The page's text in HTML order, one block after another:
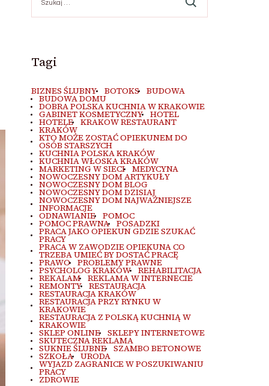
Tagi
BIZNES ŚLUBNY BOTOKS BUDOWA
BUDOWA DOMU
DOBRA POLSKA KUCHNIA W KRAKOWIE
GABINET KOSMETYCZNY HOTEL
HOTELE KRAKOW RESTAURANT
KRAKÓW
KTO MOŻE ZOSTAĆ OPIEKUNEM DO
OSÓB STARSZYCH
KUCHNIA POLSKA KRAKÓW
KUCHNIA WŁOSKA KRAKÓW
MARKETING W SIECI MEDYCYNA
NOWOCZESNY DOM ARTYKUŁY
NOWOCZESNY DOM BLOG
NOWOCZESNY DOM DZISIAJ
NOWOCZESNY DOM NAJWAŻNIEJSZE
INFORMACJE
ODNAWIANIE POMOC
POMOC PRAWNA POSADZKI
PRACA JAKO OPIEKUN GDZIE SZUKAĆ
PRACY
PRACA W ZAWODZIE OPIEKUNA CO
TRZEBA UMIEĆ BY DOSTAĆ PRACĘ
PRAWO PROBLEMY PRAWNE
PSYCHOLOG KRAKÓW REHABILITACJA
REKALAM REKLAMA W INTERNECIE
REMONTY RESTAURACJA
RESTAURACJA KRAKÓW
RESTAURACJA PRZY RYNKU W
KRAKOWIE
RESTAURACJA Z POLSKĄ KUCHNIĄ W
KRAKOWIE
SKLEP ONLINE SKLEPY INTERNETOWE
SKUTECZNA REKLAMA
SUKNIE ŚLUBNE SZAMBO BETONOWE
SZKOŁA URODA
WYJAZD ZAGRANICE W POSZUKIWANIU
PRACY
ZDROWIE